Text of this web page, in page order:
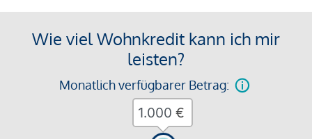
Wie viel Wohnkredit kann ich mir
leisten?
Monatlich verfügbarer Betrag:
€